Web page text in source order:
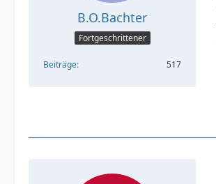
B.O.Bachter
Fortgeschrittener
Beiträge 517